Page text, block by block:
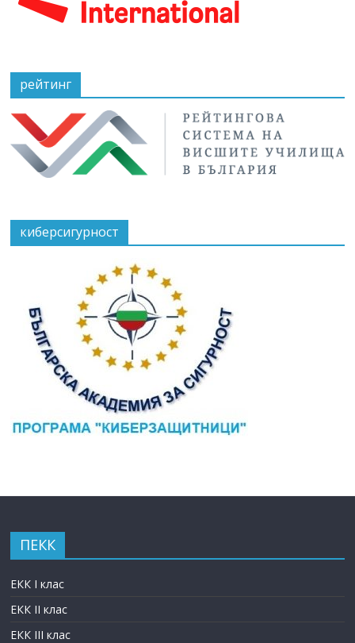
рейтинг
киберсигурност
ПЕКК
ЕКК I клас
ЕКК II клас
ЕКК III клас